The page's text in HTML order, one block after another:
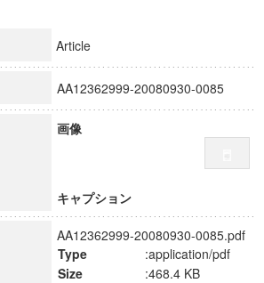
ローバルCOEプログラム市民社会ガバナンス
ローバルCOEプログラム論理と感性の先端的
ーディングプログラム「超成熟社会発展のサ
文等(8)
Article
AA12362999-20080930-0085
画像
キャプション
AA12362999-20080930-0085.pdf
Type
:application/pdf
Size
:468.4 KB